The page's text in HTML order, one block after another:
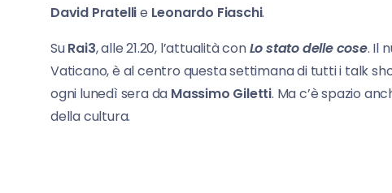
David Pratellie Leonardo Fiaschi.
SuRai3, alle 21.20, l’attualità conLo stato delle cose. Il
Vaticano, è al centro questa settimana di tutti i talk
ogni lunedì sera da Massimo Giletti. Ma c’è spazio
della cultura.